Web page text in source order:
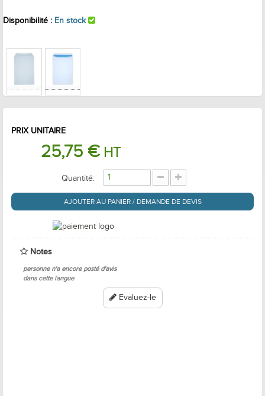
Disponibilité : En stock
PRIX UNITAIRE
25,75 €HT
Quantité:
AJOUTER AU PANIER / DEMANDE DE DEVIS
Notes
personne n'a encore posté d'avis
dans cette langue
Evaluez-le